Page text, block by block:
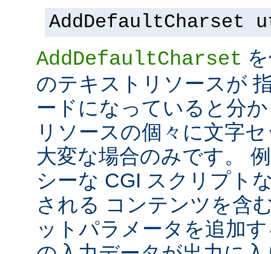
AddDefaultCharset
AddDefaultCharset
のテキストリソースが
ードになっていると分
リソースの個々に文字
大変な場合のみです。
シーな CGI スクリプト
される コンテンツを含
ットパラメータを追加